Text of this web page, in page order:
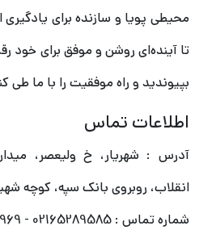
محیطی پویا و سازنده برای یادگیری
تا آینده‌ای روشن و موفق برای خود
بپیوندید و راه موفقیت را با ما طی
اطلاعات تماس
آدرس : شهریار، خ ولیعصر،
انقلاب، روبروی بانک سپه، کوچه
شماره تماس : 02165289585 - 02165278969 - 02165263675